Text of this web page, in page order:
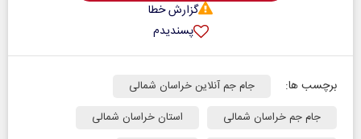
گزارش خطا
پسندیدم
برچسب ها:
جام جم آنلاین خراسان شمالی
جام جم خراسان شمالی
استان خراسان شمالی